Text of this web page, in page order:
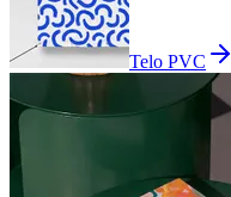
Telo PVC